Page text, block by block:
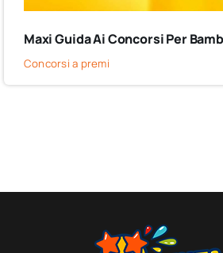
Maxi Guida Ai Concorsi Per
Concorsi a premi